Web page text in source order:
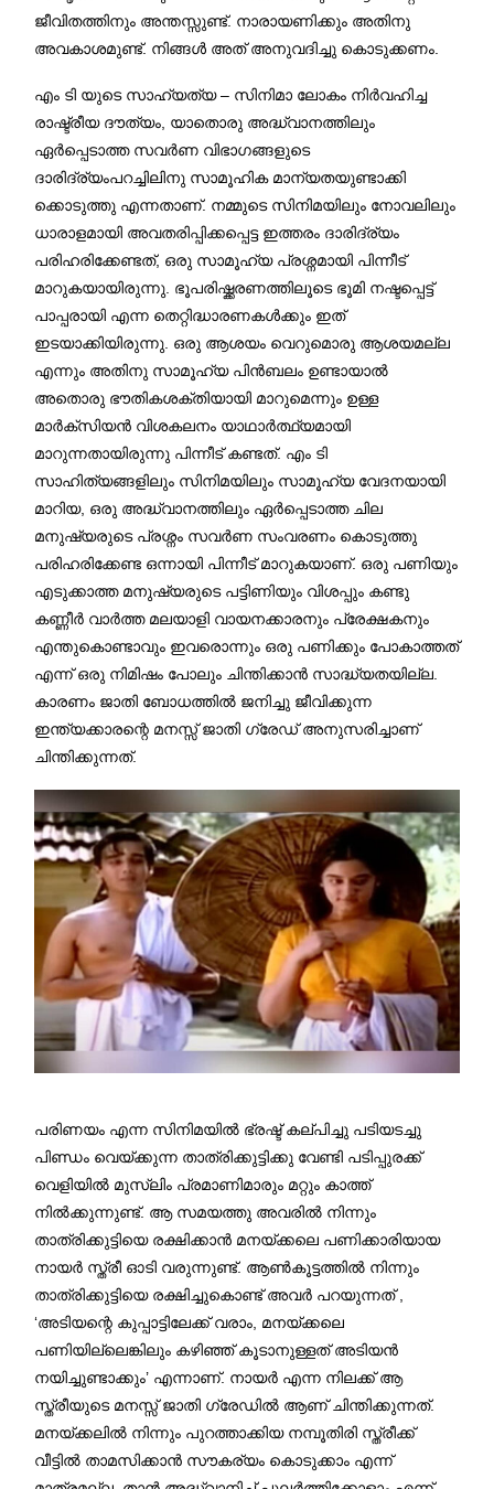
ജീവിതത്തിനും അന്തസ്സുണ്ട്. നാരായണിക്കും അതിനു
അവകാശമുണ്ട്. നിങ്ങള്‍ അത് അനുവദിച്ചു കൊടുക്കണം.
എം ടി യുടെ സാഹ്യത്യ – സിനിമാ ലോകം നിർവഹിച്ച
രാഷ്ട്രീയ ദൗത്യം, യാതൊരു അദ്ധ്വാനത്തിലും
ഏർപ്പെടാത്ത സവർണ വിഭാഗങ്ങളുടെ
ദാരിദ്ര്യംപറച്ചിലിനു സാമൂഹിക മാന്യതയുണ്ടാക്കി
ക്കൊടുത്തു എന്നതാണ്. നമ്മുടെ സിനിമയിലും നോവലിലും
ധാരാളമായി അവതരിപ്പിക്കപ്പെട്ട ഇത്തരം ദാരിദ്ര്യം
പരിഹരിക്കേണ്ടത്, ഒരു സാമൂഹ്യ പ്രശ്നമായി പിന്നീട്
മാറുകയായിരുന്നു. ഭൂപരിഷ്ക്കരണത്തിലൂടെ ഭൂമി നഷ്ടപ്പെട്ട്
പാപ്പരായി എന്ന തെറ്റിദ്ധാരണകൾക്കും ഇത്
ഇടയാക്കിയിരുന്നു. ഒരു ആശയം വെറുമൊരു ആശയമല്ല
എന്നും അതിനു സാമൂഹ്യ പിൻബലം ഉണ്ടായാൽ
അതൊരു ഭൗതികശക്തിയായി മാറുമെന്നും ഉള്ള
മാർക്സിയൻ വിശകലനം യാഥാര്‍ത്ഥ്യമായി
മാറുന്നതായിരുന്നു പിന്നീട് കണ്ടത്. എം ടി
സാഹിത്യങ്ങളിലും സിനിമയിലും സാമൂഹ്യ വേദനയായി
മാറിയ, ഒരു അദ്ധ്വാനത്തിലും ഏർപ്പെടാത്ത ചില
മനുഷ്യരുടെ പ്രശ്നം സവർണ സംവരണം കൊടുത്തു
പരിഹരിക്കേണ്ട ഒന്നായി പിന്നീട് മാറുകയാണ്. ഒരു പണിയും
എടുക്കാത്ത മനുഷ്യരുടെ പട്ടിണിയും വിശപ്പും കണ്ടു
കണ്ണീർ വാർത്ത മലയാളി വായനക്കാരനും പ്രേക്ഷകനും
എന്തുകൊണ്ടാവും ഇവരൊന്നും ഒരു പണിക്കും പോകാത്തത്
എന്ന് ഒരു നിമിഷം പോലും ചിന്തിക്കാൻ സാദ്ധ്യതയില്ല.
കാരണം ജാതി ബോധത്തില്‍ ജനിച്ചു ജീവിക്കുന്ന
ഇന്ത്യക്കാരന്റെ മനസ്സ് ജാതി ഗ്രേഡ് അനുസരിച്ചാണ്
ചിന്തിക്കുന്നത്.
പരിണയം എന്ന സിനിമയിൽ ഭ്രഷ്ട് കല്പിച്ചു പടിയടച്ചു
പിണ്ഡം വെയ്ക്കുന്ന താത്രിക്കുട്ടിക്കു വേണ്ടി പടിപ്പുരക്ക്
വെളിയിൽ മുസ്ലിം പ്രമാണിമാരും മറ്റും കാത്ത്
നിൽക്കുന്നുണ്ട്. ആ സമയത്തു അവരിൽ നിന്നും
താത്രിക്കുട്ടിയെ രക്ഷിക്കാൻ മനയ്ക്കലെ പണിക്കാരിയായ
നായർ സ്ത്രീ ഓടി വരുന്നുണ്ട്. ആൺകൂട്ടത്തിൽ നിന്നും
താത്രിക്കുട്ടിയെ രക്ഷിച്ചുകൊണ്ട് അവർ പറയുന്നത് ,
‘അടിയന്റെ കുപ്പാട്ടിലേക്ക് വരാം, മനയ്ക്കലെ
പണിയില്ലെങ്കിലും കഴിഞ്ഞ് കൂടാനുള്ളത് അടിയന്‍
നയിച്ചുണ്ടാക്കും’ എന്നാണ്. നായർ എന്ന നിലക്ക് ആ
സ്ത്രീയുടെ മനസ്സ് ജാതി ഗ്രേഡിൽ ആണ് ചിന്തിക്കുന്നത്.
മനയ്ക്കലില്‍ നിന്നും പുറത്താക്കിയ നമ്പൂതിരി സ്ത്രീക്ക്
വീട്ടിൽ താമസിക്കാൻ സൗകര്യം കൊടുക്കാം എന്ന്